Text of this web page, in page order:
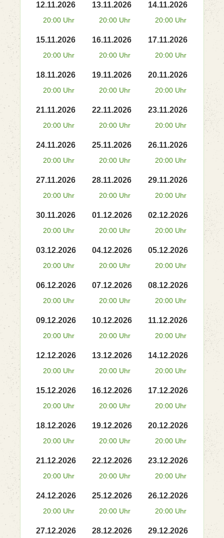
12.11.2026
20:00 Uhr
13.11.2026
20:00 Uhr
14.11.2026
20:00 Uhr
15.11.2026
20:00 Uhr
16.11.2026
20:00 Uhr
17.11.2026
20:00 Uhr
18.11.2026
20:00 Uhr
19.11.2026
20:00 Uhr
20.11.2026
20:00 Uhr
21.11.2026
20:00 Uhr
22.11.2026
20:00 Uhr
23.11.2026
20:00 Uhr
24.11.2026
20:00 Uhr
25.11.2026
20:00 Uhr
26.11.2026
20:00 Uhr
27.11.2026
20:00 Uhr
28.11.2026
20:00 Uhr
29.11.2026
20:00 Uhr
30.11.2026
20:00 Uhr
01.12.2026
20:00 Uhr
02.12.2026
20:00 Uhr
03.12.2026
20:00 Uhr
04.12.2026
20:00 Uhr
05.12.2026
20:00 Uhr
06.12.2026
20:00 Uhr
07.12.2026
20:00 Uhr
08.12.2026
20:00 Uhr
09.12.2026
20:00 Uhr
10.12.2026
20:00 Uhr
11.12.2026
20:00 Uhr
12.12.2026
20:00 Uhr
13.12.2026
20:00 Uhr
14.12.2026
20:00 Uhr
15.12.2026
20:00 Uhr
16.12.2026
20:00 Uhr
17.12.2026
20:00 Uhr
18.12.2026
20:00 Uhr
19.12.2026
20:00 Uhr
20.12.2026
20:00 Uhr
21.12.2026
20:00 Uhr
22.12.2026
20:00 Uhr
23.12.2026
20:00 Uhr
24.12.2026
20:00 Uhr
25.12.2026
20:00 Uhr
26.12.2026
20:00 Uhr
27.12.2026 28.12.2026 29.12.2026